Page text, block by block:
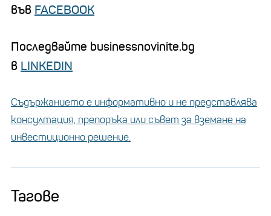
във FACEBOOK
Последвайте businessnovinite.bg
в LINKEDIN
Съдържанието е информативно и не представлява
консултация, препоръка или съвет за вземане на
инвестиционно решение.
Тагове